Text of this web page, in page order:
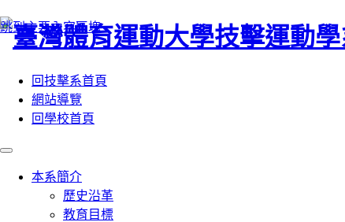
跳到主要內容區塊
:::
回技擊系首頁
網站導覽
回學校首頁
本系簡介
歷史沿革
教育目標